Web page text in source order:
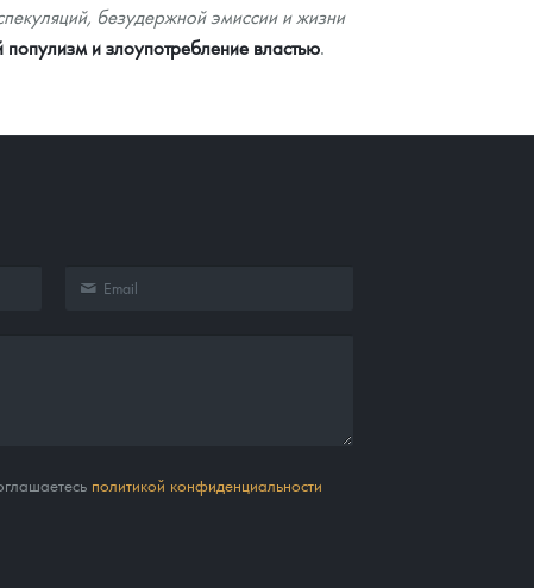
безудержной эмиссии и жизни
популизм и злоупотребление властью.
политикой конфиденциальности